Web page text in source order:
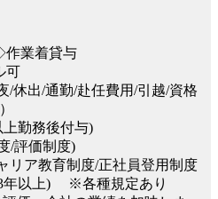
業着貸与
可
休出/通勤/赴任費用/引越/資格
勤務後付与)
/評価制度)
リア教育制度/正社員登用制度
年以上) ※各種規定あり